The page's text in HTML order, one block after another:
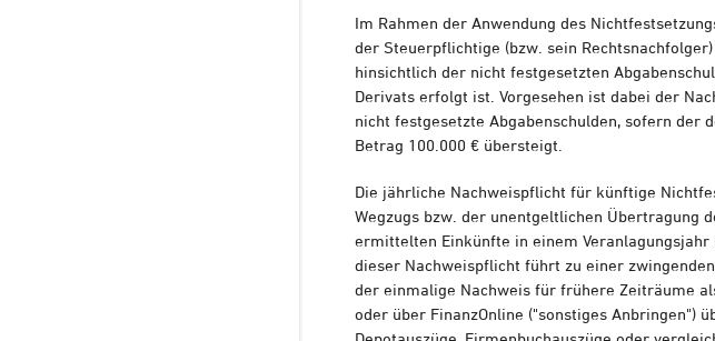
Im Rahmen der Anwendung des
der Steuerpflichtige (bzw. sein
hinsichtlich der nicht festgesetzten
Derivats erfolgt ist. Vorgesehen ist dabei der
nicht festgesetzte Abgabenschulden, sofern der
Betrag 100.000 € übersteigt.
Die jährliche Nachweispflicht für künftige
Wegzugs bzw. der unentgeltlichen Übertragung
ermittelten Einkünfte in einem
dieser Nachweispflicht führt zu einer
der einmalige Nachweis für frühere Zeiträume
oder über FinanzOnline ("sonstiges Anbringen")